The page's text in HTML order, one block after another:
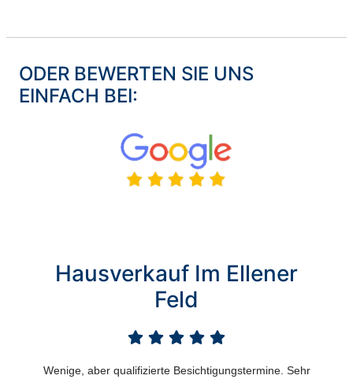
ODER BEWERTEN SIE UNS
EINFACH BEI:
Hausverkauf Im Ellener
Feld
Wenige, aber qualifizierte Besichtigungstermine. Sehr